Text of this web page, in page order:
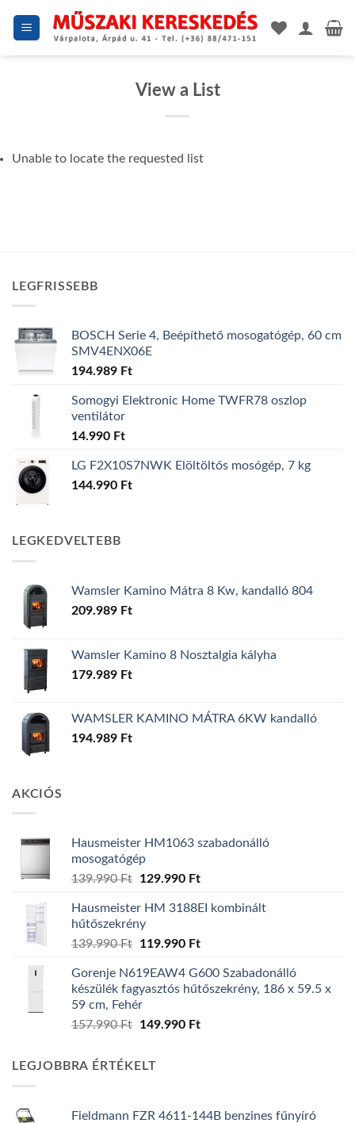
View a List
Unable to locate the requested list
LEGFRISSEBB
BOSCH Serie 4, Beépíthető mosogatógép, 60 cm
SMV4ENX06E
194.989 Ft
Somogyi Elektronic Home TWFR78 oszlop
ventilátor
14.990 Ft
LG F2X10S7NWK Elöltöltős mosógép, 7 kg
144.990 Ft
LEGKEDVELTEBB
Wamsler Kamino Mátra 8 Kw, kandalló 804
209.989 Ft
Wamsler Kamino 8 Nosztalgia kályha
179.989 Ft
WAMSLER KAMINO MÁTRA 6KW kandalló
194.989 Ft
AKCIÓS
Hausmeister HM1063 szabadonálló
mosogatógép
139.990Ft
Original
was:
139.990 Ft.
129.990 FtCurrent
is:
Hausmeister HM 3188EI kombinált
hűtőszekrény
139.990Ft
Original
was:
139.990 Ft.
119.990 FtCurrent
is:
119.990 Ft.
Gorenje N619EAW4 G600 Szabadonálló
készülék fagyasztós hűtőszekrény, 186 x 59.5 x
59 cm, Fehér
157.990Ft
Original
157.990 Ft.
149.990 FtCurrent
LEGJOBBRA ÉRTÉKELT
Fieldmann FZR 4611-144B benzines fűnyíró